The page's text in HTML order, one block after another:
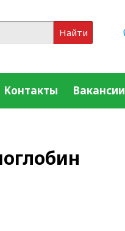
Найти
Контакты Вакансии